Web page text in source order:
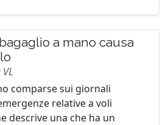
a mano causa
comparse sui giornali
relative a voli
descrive una che ha un